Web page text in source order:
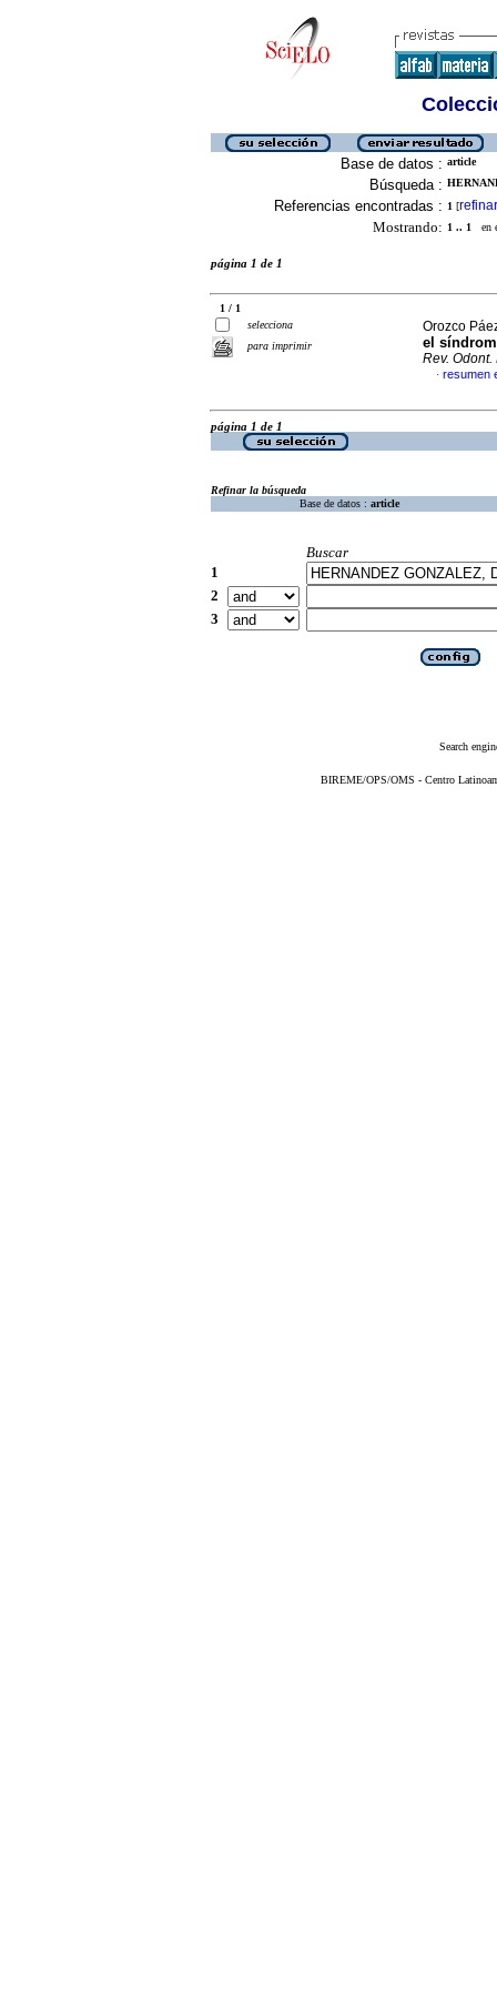
Base de datos : article
Búsqueda :
Referencias encontradas : 1 [refinar
Mostrando: 1 .. 1 en
página 1 de 1
1 / 1
selecciona
para imprimir
Orozco
el
Rev. Odont.
· resumen
página 1 de 1
Refinar la búsqueda
Base de datos : article
Buscar
1
2
3
Search
BIREME/OPS/OMS - Centro